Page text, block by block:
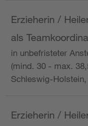
Erzieherin /
als
in unbefristeter
(mind. 30 - max.
Schleswig-
Erzieherin /